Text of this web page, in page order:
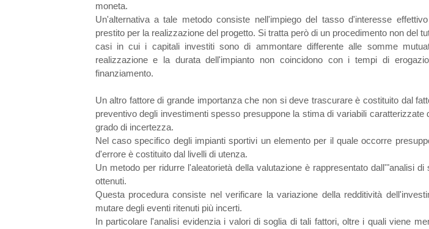
moneta.
Un'alternativa a tale metodo consiste nell'impiego del tasso d'interesse
prestito per la realizzazione del progetto. Si tratta però di un procedimento non del
casi in cui i capitali investiti sono di ammontare differente alle somme
realizzazione e la durata dell'impianto non coincidono con i tempi di
finanziamento.
Un altro fattore di grande importanza che non si deve trascurare è costituito dal
preventivo degli investimenti spesso presuppone la stima di variabili caratterizzate
grado di incertezza.
Nel caso specifico degli impianti sportivi un elemento per il quale occorre
d'errore è costituito dal livelli di utenza.
Un metodo per ridurre l'aleatorietà della valutazione è rappresentato dall'"analisi di
ottenuti.
Questa procedura consiste nel verificare la variazione della redditività
mutare degli eventi ritenuti più incerti.
In particolare l'analisi evidenzia i valori di soglia di tali fattori, oltre i quali viene